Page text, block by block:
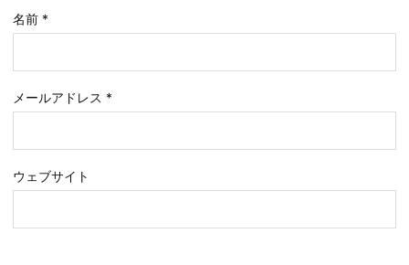
名前 *
メールアドレス *
ウェブサイト